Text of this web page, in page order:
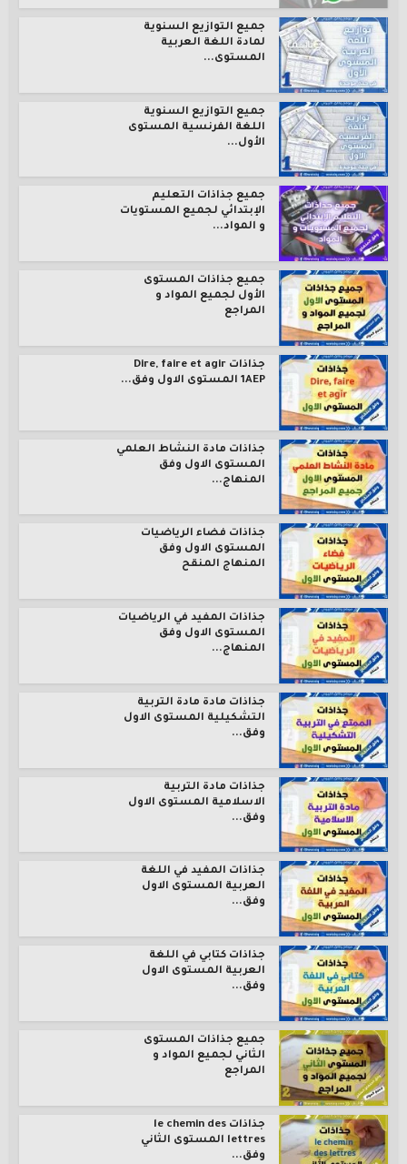
جميع التوازيع السنوية
لمادة اللغة العربية
المستوى...
جميع التوازيع السنوية
اللغة الفرنسية المستوى
الأول...
جميع جذاذات التعليم
الإبتدائي لجميع المستويات
و المواد...
جميع جذاذات المستوى
الأول لجميع المواد و
المراجع
جذاذات Dire, faire et agir
1AEP المستوى الاول وفق...
جذاذات مادة النشاط العلمي
المستوى الاول وفق
المنهاج...
جذاذات فضاء الرياضيات
المستوى الاول وفق
المنهاج المنقح
جذاذات المفيد في الرياضيات
المستوى الاول وفق
المنهاج...
جذاذات مادة مادة التربية
التشكيلية المستوى الاول
وفق...
جذاذات مادة التربية
الاسلامية المستوى الاول
وفق...
جذاذات المفيد في اللغة
العربية المستوى الاول
وفق...
جذاذات كتابي في اللغة
العربية المستوى الاول
وفق...
جميع جذاذات المستوى
الثاني لجميع المواد و
المراجع
جذاذات le chemin des
lettres المستوى الثاني
وفق...